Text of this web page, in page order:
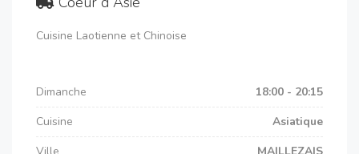
Cuisine Laotienne et Chinoise
Dimanche
18:00 - 20:15
Cuisine
Asiatique